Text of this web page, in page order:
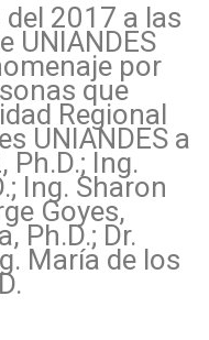
2017 a las
UNIANDES
por
que
Regional
UNIANDES a
Ph.D.; Ing.
Ing. Sharon
Goyes,
Ph.D.; Dr.
María de los